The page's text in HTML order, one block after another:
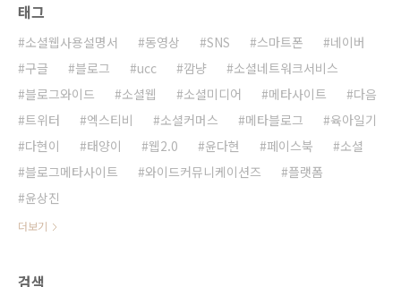
태그
소셜웹사용설명서 동영상 SNS 스마트폰
네이버
구글
블로그 ucc 깜냥
소셜네트워크서비스
블로그와이드
소셜웹 소셜미디어 메타사이트
다음
트위터
엑스티비 소셜커머스 메타블로그
육아일기
다현이
태양이 웹2.0 윤다현 페이스북
소셜
블로그메타사이트
와이드커뮤니케이션즈
플랫폼
윤상진
더보기
검색